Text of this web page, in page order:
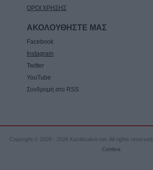
ΟΡΟΙ ΧΡΗΣΗΣ
ΑΚΟΛΟΥΘΗΣΤΕ ΜΑΣ
Facebook
Instagram
Twitter
YouTube
Συνδρομή στο RSS
Copyright © 2009 - 2026 Karditsalive.net. All rights reserved.
Centiva